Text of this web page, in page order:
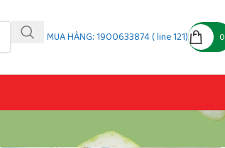
MUA HÀNG: 1900633874 ( line 121)